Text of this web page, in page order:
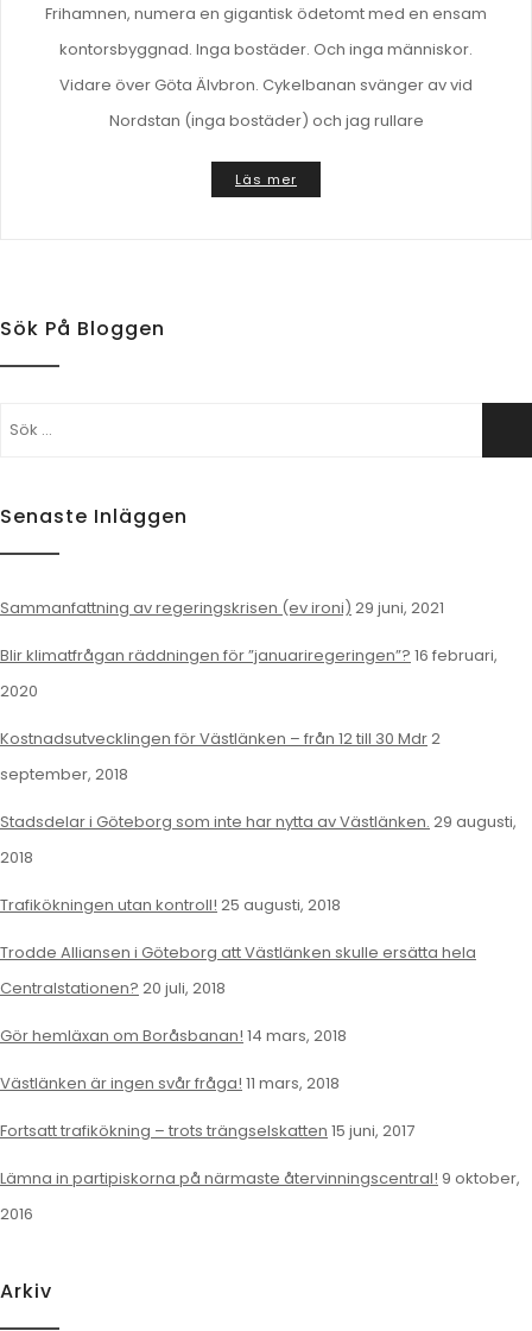
Frihamnen, numera en gigantisk ödetomt med en ensam
kontorsbyggnad. Inga bostäder. Och inga människor.
Vidare över Göta Älvbron. Cykelbanan svänger av vid
Nordstan (inga bostäder) och jag rullare
Läs mer
Sök På Bloggen
Sök
Senaste Inläggen
Sammanfattning av regeringskrisen (ev ironi) 29 juni, 2021
Blir klimatfrågan räddningen för ”januariregeringen”? 16 februari,
2020
Kostnadsutvecklingen för Västlänken – från 12 till 30 Mdr2
september, 2018
Stadsdelar i Göteborg som inte har nytta av Västlänken. 29 augusti,
2018
Trafikökningen utan kontroll! 25 augusti, 2018
Trodde Alliansen i Göteborg att Västlänken skulle ersätta hela
Centralstationen? 20 juli, 2018
Gör hemläxan om Boråsbanan! 14 mars, 2018
Västlänken är ingen svår fråga! 11 mars, 2018
Fortsatt trafikökning – trots trängselskatten 15 juni, 2017
Lämna in partipiskorna på närmaste återvinningscentral! 9 oktober,
2016
Arkiv